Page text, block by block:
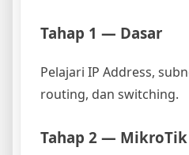
Tahap 1 — Dasar
Pelajari IP Address,
routing, dan switching.
Tahap 2 — MikroTik